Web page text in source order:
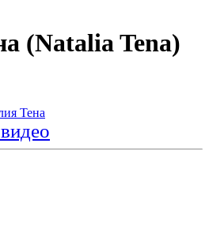
(Natalia Tena)